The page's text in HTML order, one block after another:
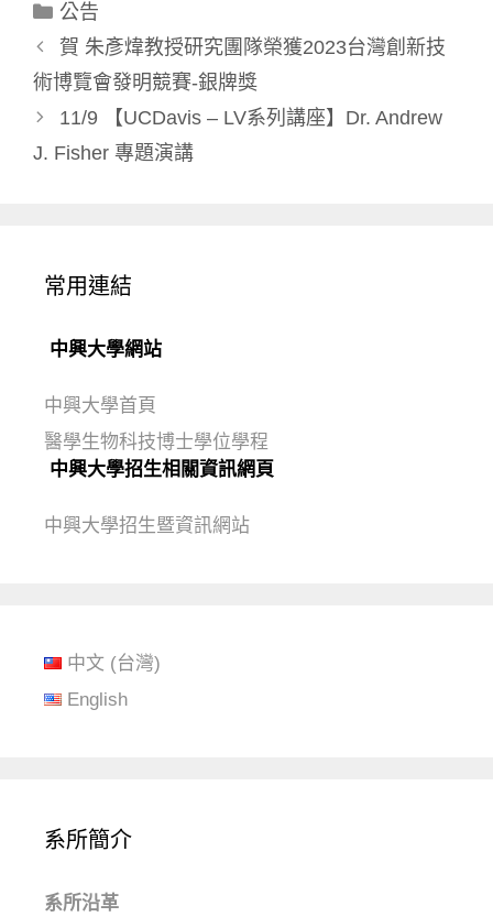
公告
賀 朱彥煒教授研究團隊榮獲2023台灣創新技
術博覽會發明競賽-銀牌獎
11/9 【UCDavis – LV系列講座】Dr. Andrew
J. Fisher 專題演講
常用連結
中興大學網站
中興大學首頁
醫學生物科技博士學位學程
中興大學招生相關資訊網頁
中興大學招生暨資訊網站
中文 (台灣)
English
系所簡介
系所沿革